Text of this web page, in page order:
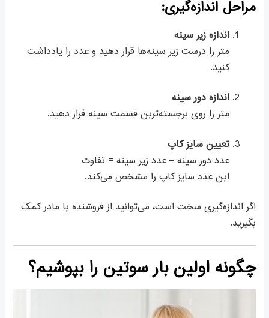
مراحل اندازه‌گیری:
اندازه زیر سینه
متر را درست زیر سینه‌ها قرار دهید و عدد را یادداشت
کنید.
اندازه دور سینه
متر را روی برجسته‌ترین قسمت سینه قرار دهید.
تعیین سایز کاپ
عدد دور سینه – عدد زیر سینه = تفاوت
این عدد سایز کاپ را مشخص می‌کند.
اگر اندازه‌گیری سخت است، می‌توانید از فروشنده یا مادر کمک
بگیرید.
چگونه اولین بار سوتین را بپوشیم؟